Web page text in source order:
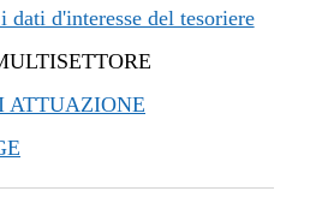
dati d'interesse del tesoriere
ATTUAZIONE